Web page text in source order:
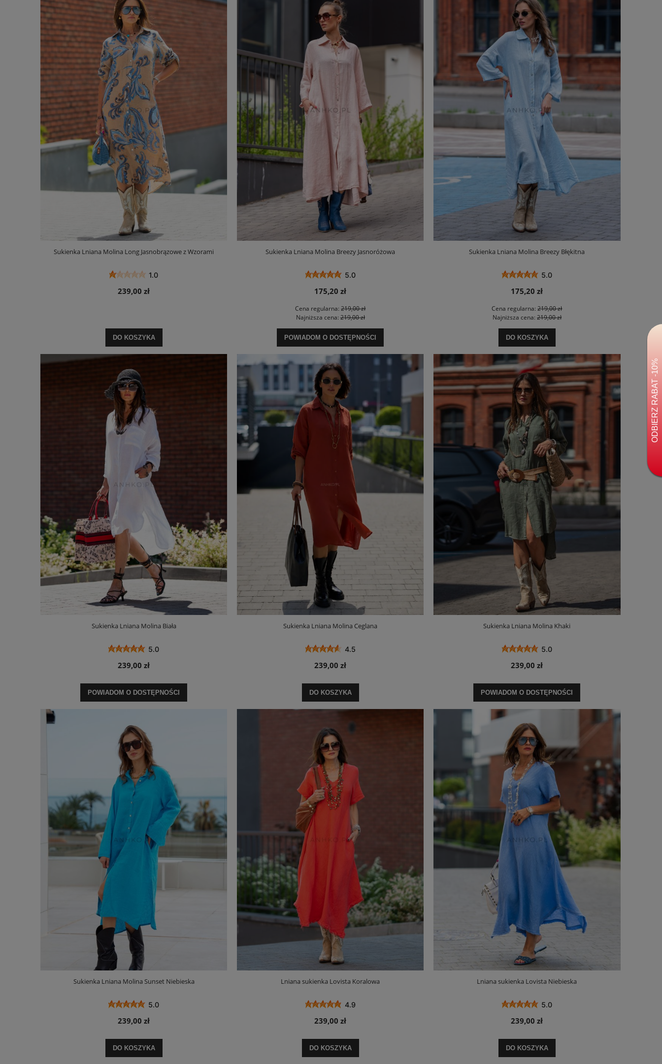
Sukienka Lniana Molina Long Jasnobrązowe z Wzorami
1.0
239,00 zł
DO KOSZYKA
Sukienka Lniana Molina Breezy Jasnoróżowa
5.0
175,20 zł
Cena regularna:219,00 zł
Najniższa cena:219,00 zł
POWIADOM O DOSTĘPNOŚCI
Sukienka Lniana Molina Breezy Błękitna
5.0
175,20 zł
Cena regularna:219,00 zł
Najniższa cena: 219,00 zł
DO KOSZYKA
Sukienka Lniana Molina Biała
5.0
239,00 zł
POWIADOM O DOSTĘPNOŚCI
Sukienka Lniana Molina Ceglana
4.5
239,00 zł
DO KOSZYKA
Sukienka Lniana Molina Khaki
5.0
239,00 zł
POWIADOM O DOSTĘPNOŚCI
Sukienka Lniana Molina Sunset Niebieska
5.0
239,00 zł
DO KOSZYKA
Lniana sukienka Lovista Koralowa
4.9
239,00 zł
DO KOSZYKA
Lniana sukienka Lovista Niebieska
5.0
239,00 zł
DO KOSZYKA